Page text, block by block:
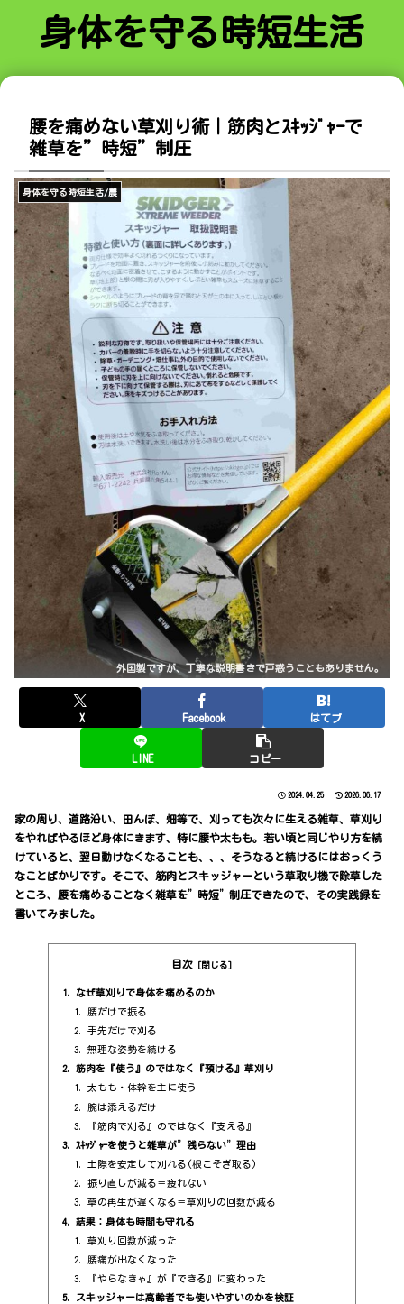
身体を守る時短生活
腰を痛めない草刈り術｜筋肉とｽｷｯｼﾞｬｰで
雑草を”時短”制圧
身体を守る時短生活/農
外国製ですが、丁寧な説明書きで戸惑うこともありません。
X Facebook はてブ
LINE コピー
2024.04.25 2026.06.17
家の周り、道路沿い、田んぼ、畑等で、刈っても次々に生える雑草、草刈り
をやればやるほど身体にきます、特に腰や太もも。若い頃と同じやり方を続
けていると、翌日動けなくなることも、、、そうなると続けるにはおっくう
なことばかりです。そこで、筋肉とスキッジャーという草取り機で除草した
ところ、腰を痛めることなく雑草を”時短”制圧できたので、その実践録を
書いてみました。
目次
なぜ草刈りで身体を痛めるのか
腰だけで振る
手先だけで刈る
無理な姿勢を続ける
筋肉を『使う』のではなく『預ける』草刈り
太もも・体幹を主に使う
腕は添えるだけ
『筋肉で刈る』のではなく『支える』
ｽｷｯｼﾞｬｰを使うと雑草が”残らない”理由
土際を安定して刈れる(根こそぎ取る)
振り直しが減る＝疲れない
草の再生が遅くなる＝草刈りの回数が減る
結果：身体も時間も守れる
草刈り回数が減った
腰痛が出なくなった
『やらなきゃ』が『できる』に変わった
スキッジャーは高齢者でも使いやすいのかを検証